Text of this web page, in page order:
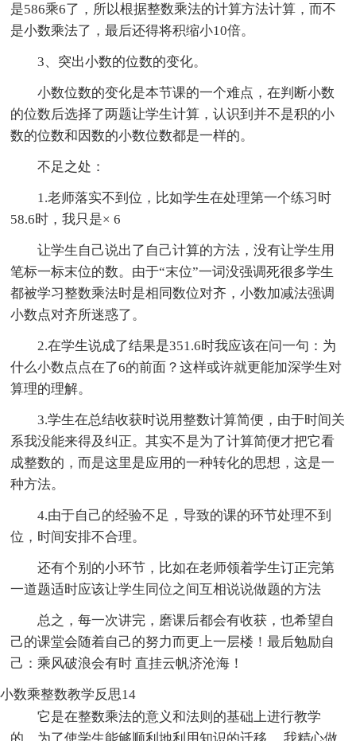
是586乘6了，所以根据整数乘法的计算方法计算，而不
是小数乘法了，最后还得将积缩小10倍。
3、突出小数的位数的变化。
小数位数的变化是本节课的一个难点，在判断小数
的位数后选择了两题让学生计算，认识到并不是积的小
数的位数和因数的小数位数都是一样的。
不足之处：
1.老师落实不到位，比如学生在处理第一个练习时
58.6时，我只是× 6
让学生自己说出了自己计算的方法，没有让学生用
笔标一标末位的数。由于“末位”一词没强调死很多学生
都被学习整数乘法时是相同数位对齐，小数加减法强调
小数点对齐所迷惑了。
2.在学生说成了结果是351.6时我应该在问一句：为
什么小数点点在了6的前面？这样或许就更能加深学生对
算理的理解。
3.学生在总结收获时说用整数计算简便，由于时间关
系我没能来得及纠正。其实不是为了计算简便才把它看
成整数的，而是这里是应用的一种转化的思想，这是一
种方法。
4.由于自己的经验不足，导致的课的环节处理不到
位，时间安排不合理。
还有个别的小环节，比如在老师领着学生订正完第
一道题适时应该让学生同位之间互相说说做题的方法
总之，每一次讲完，磨课后都会有收获，也希望自
己的课堂会随着自己的努力而更上一层楼！最后勉励自
己：乘风破浪会有时 直挂云帆济沧海！
小数乘整数教学反思14
它是在整数乘法的意义和法则的基础上进行教学
的，为了使学生能够顺利地利用知识的迁移， 我精心做